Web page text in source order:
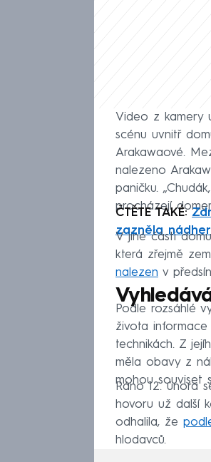
Video z kamery
scénu uvnitř
Arakawaové.
nalezeno
paničku.
procházejí
ČTĚTE TAKÉ:
zazněla
V jiné části
která zřejmě
nalezen v
Podle rozsáhlé
života
technikách. Z
měla obavy z
mohou souviset
Ráno 12. února
hovoru už další
odhalila, že
hlodavců.